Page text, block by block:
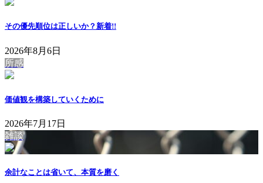
その優先順位は正しいか？ 新着!!
2026年8月6日
所感
価値観を構築していくために
2026年7月17日
雑談
余計なことは省いて、本質を磨く